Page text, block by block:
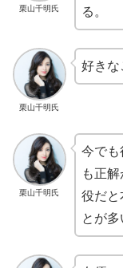
栗山千明氏
る。
栗山千明氏
好きな
栗山千明氏
今でも
も正
役だと
とが多